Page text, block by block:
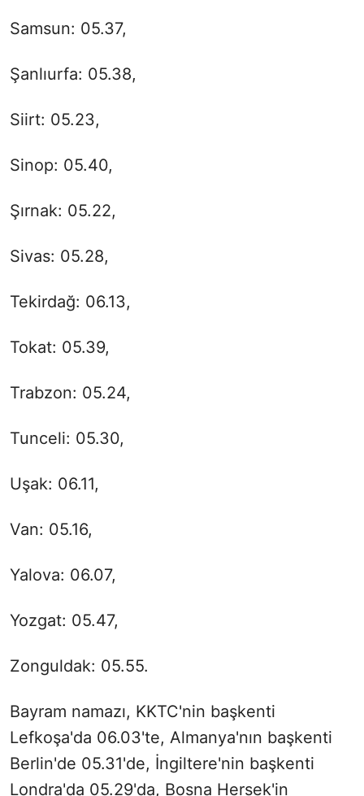
Samsun: 05.37,
Şanlıurfa: 05.38,
Siirt: 05.23,
Sinop: 05.40,
Şırnak: 05.22,
Sivas: 05.28,
Tekirdağ: 06.13,
Tokat: 05.39,
Trabzon: 05.24,
Tunceli: 05.30,
Uşak: 06.11,
Van: 05.16,
Yalova: 06.07,
Yozgat: 05.47,
Zonguldak: 05.55.
Bayram namazı, KKTC'nin başkenti
Lefkoşa'da 06.03'te, Almanya'nın başkenti
Berlin'de 05.31'de, İngiltere'nin başkenti
Londra'da 05.29'da, Bosna Hersek'in